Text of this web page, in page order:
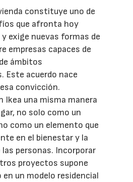
constituye uno de
que afronta hoy
exige nuevas formas de
empresas capaces de
ámbitos
Este acuerdo nace
convicción.
Ikea una misma manera
no solo como un
como un elemento que
en el bienestar y la
las personas. Incorporar
proyectos supone
en un modelo residencial